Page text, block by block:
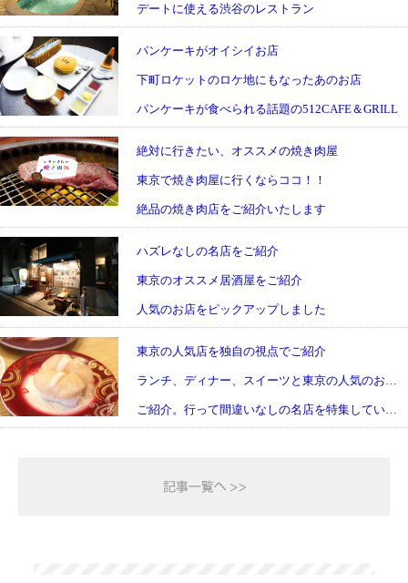
デートに使える渋谷のレストラン
パンケーキがオイシイお店
下町ロケットのロケ地にもなったあのお店
パンケーキが食べられる話題の512CAFE＆GRILL
絶対に行きたい、オススメの焼き肉屋
東京で焼き肉屋に行くならココ！！
絶品の焼き肉店をご紹介いたします
ハズレなしの名店をご紹介
東京のオススメ居酒屋をご紹介
人気のお店をピックアップしました
東京の人気店を独自の視点でご紹介
ランチ、ディナー、スイーツと東京の人気のお店を
ご紹介。行って間違いなしの名店を特集しています